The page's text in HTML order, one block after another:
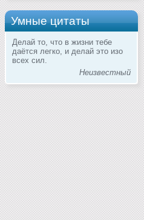
Умные цитаты
Делай то, что в жизни тебе
даётся легко, и делай это изо
всех сил.
Неизвестный